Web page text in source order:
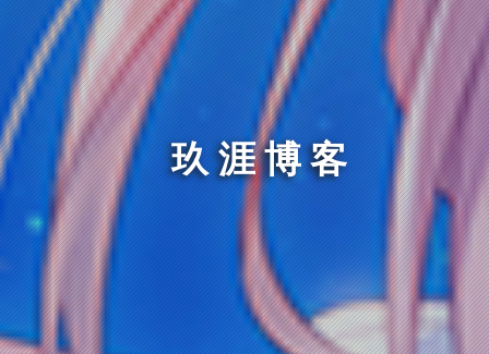
玖涯博客
望仔